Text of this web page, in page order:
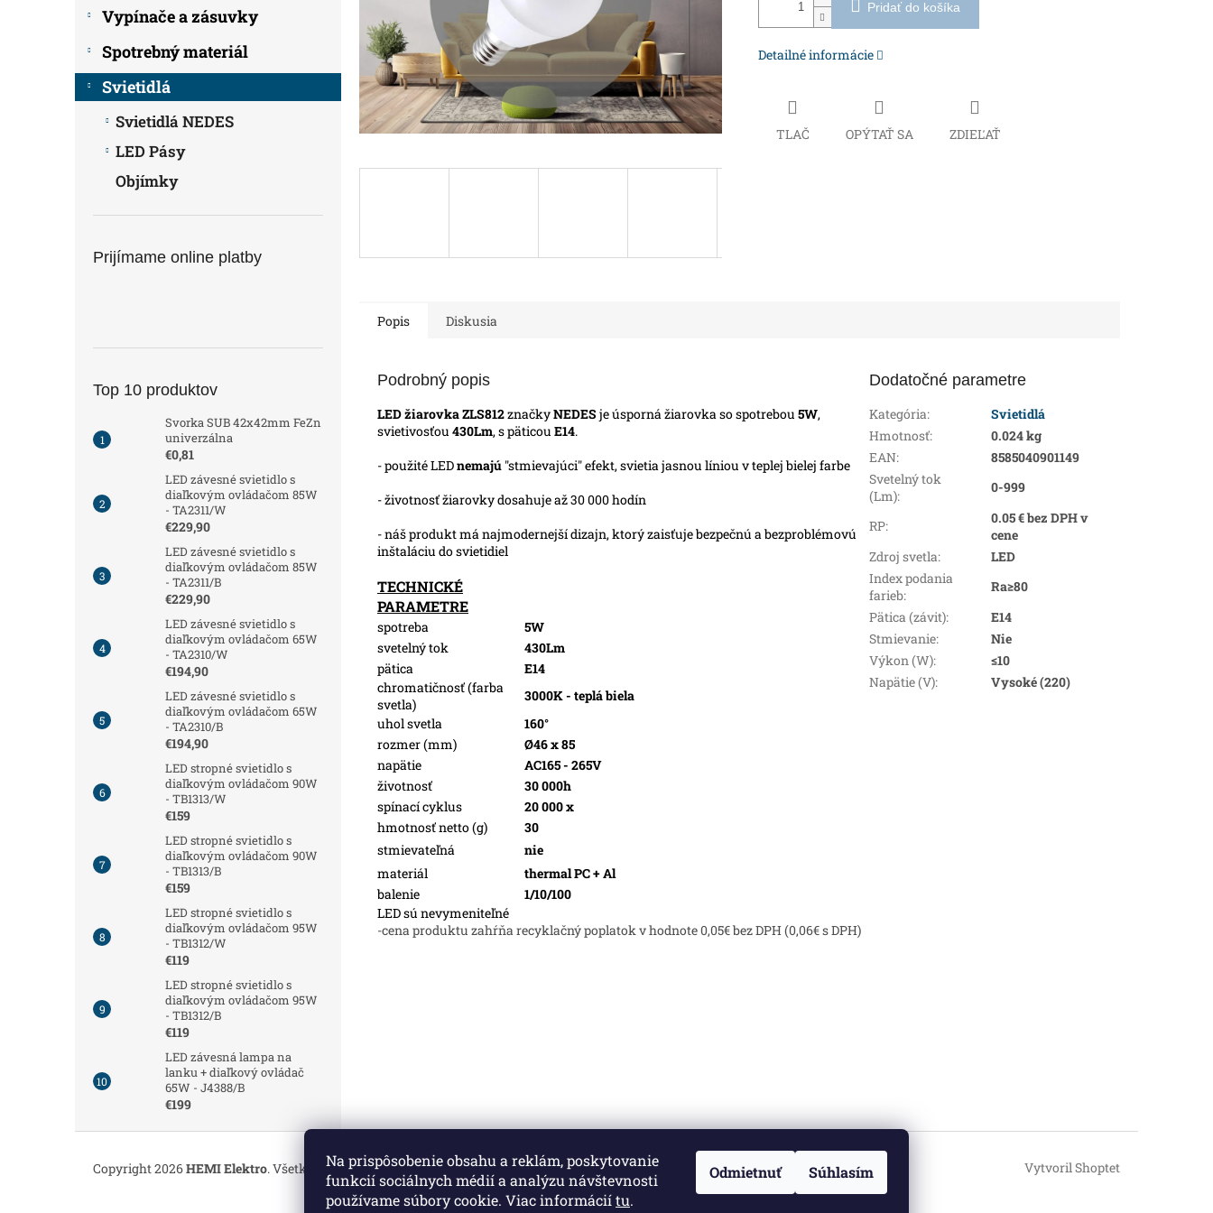
Na prispôsobenie obsahu a reklám, poskytovanie
funkcií sociálnych médií a analýzu návštevnosti
používame súbory cookie. Viac informáciítu.
Odmietnuť Súhlasím
Vypínače a zásuvky
Spotrebný materiál
Svietidlá
Svietidlá NEDES
LED Pásy
Objímky
Prijímame online platby
Top 10 produktov
Svorka SUB 42x42mm FeZn
univerzálna
€0,81
LED závesné svietidlo s
diaľkovým ovládačom 85W
- TA2311/W
€229,90
LED závesné svietidlo s
diaľkovým ovládačom 85W
- TA2311/B
€229,90
LED závesné svietidlo s
diaľkovým ovládačom 65W
- TA2310/W
€194,90
LED závesné svietidlo s
diaľkovým ovládačom 65W
- TA2310/B
€194,90
LED stropné svietidlo s
diaľkovým ovládačom 90W
- TB1313/W
€159
LED stropné svietidlo s
diaľkovým ovládačom 90W
- TB1313/B
€159
LED stropné svietidlo s
diaľkovým ovládačom 95W
- TB1312/W
€119
LED stropné svietidlo s
diaľkovým ovládačom 95W
- TB1312/B
€119
LED závesná lampa na
lanku + diaľkový ovládač
65W - J4388/B
€199
Pridať do košíka
Detailné informácie
TLAČ OPÝTAŤ SA ZDIEĽAŤ
Popis Diskusia
Podrobný popis
LED žiarovka ZLS812značkyNEDES je úsporná žiarovka so spotrebou 5W,
svietivosťou 430Lm, s päticou E14.
- použité LEDnemajú "stmievajúci" efekt, svietia jasnou líniou v teplej bielej farbe
- životnosť žiarovky dosahuje až 30 000 hodín
- náš produkt má najmodernejší dizajn, ktorý zaisťuje bezpečnú a bezproblémovú
inštaláciu do svietidiel
TECHNICKÉ
PARAMETRE
spotreba
5W
svetelný tok
430Lm
pätica
E14
chromatičnosť (farba
svetla)
3000K - teplá biela
uhol svetla
160°
rozmer (mm)
Ø46 x 85
napätie
AC165 - 265V
životnosť
30 000h
spínací cyklus
20 000 x
hmotnosť netto (g)
30
stmievateľná
nie
materiál
thermal PC + Al
balenie
1/10/100
LED sú nevymeniteľné
-cena produktu zahŕňa recyklačný poplatok v hodnote 0,05€ bez DPH (0,06€ s DPH)
Dodatočné parametre
Kategória:
Svietidlá
Hmotnosť:
0.024 kg
EAN:
8585040901149
Svetelný tok
(Lm):
0-999
RP:
0.05 € bez DPH v
cene
Zdroj svetla:
LED
Index podania
farieb:
Ra≥80
Pätica (závit):
E14
Stmievanie:
Nie
Výkon (W):
≤10
Napätie (V): Vysoké (220)
Vytvoril Shoptet
Copyright 2026HEMI Elektro. Všetky práva vyhradené.Upraviť nastavenie cookies